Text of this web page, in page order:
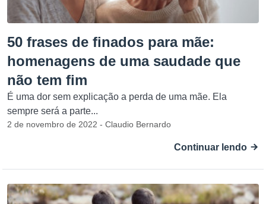
50 frases de finados para mãe:
homenagens de uma saudade que
não tem fim
É uma dor sem explicação a perda de uma mãe. Ela
sempre será a parte...
2 de novembro de 2022 - Claudio Bernardo
Continuar lendo